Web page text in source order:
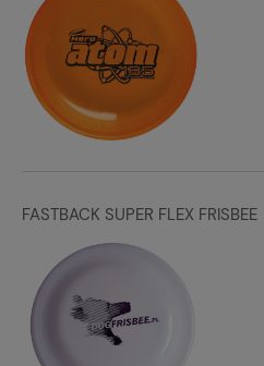
FASTBACK SUPER FLEX FRISBEE